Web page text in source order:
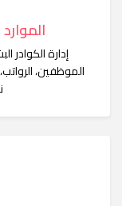
إدارة الكوادر
الموظفين،